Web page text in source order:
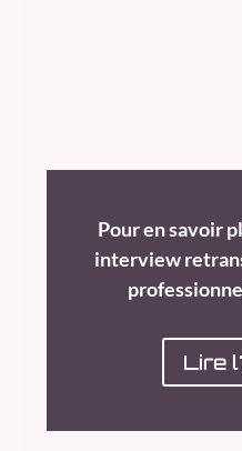
Pour en savoir
interview
Lire